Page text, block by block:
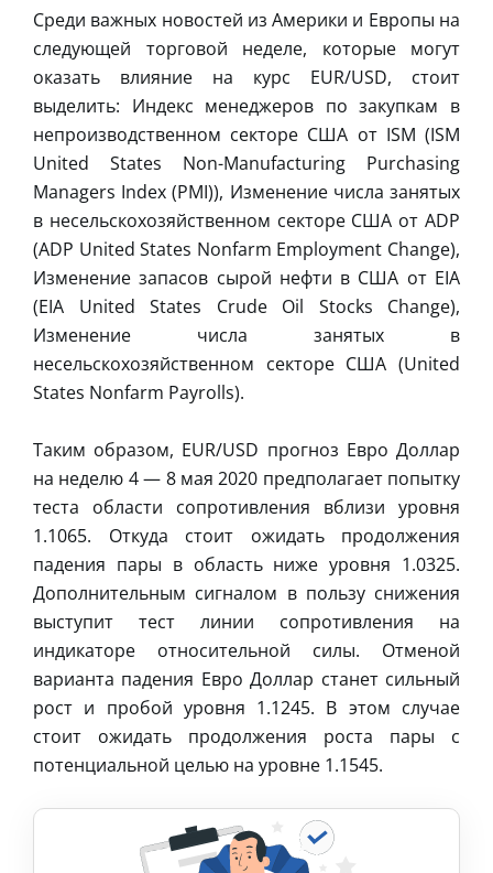
Среди важных новостей из Америки и Европы на
следующей торговой неделе, которые могут
оказать влияние на курс EUR/USD, стоит
выделить: Индекс менеджеров по закупкам в
непроизводственном секторе США от ISM (ISM
United States Non-Manufacturing Purchasing
Managers Index (PMI)), Изменение числа занятых
в несельскохозяйственном секторе США от ADP
(ADP United States Nonfarm Employment Change),
Изменение запасов сырой нефти в США от EIA
(EIA United States Crude Oil Stocks Change),
Изменение числа занятых в
несельскохозяйственном секторе США (United
States Nonfarm Payrolls).
Таким образом, EUR/USD прогноз Евро Доллар
на неделю 4 — 8 мая 2020 предполагает попытку
теста области сопротивления вблизи уровня
1.1065. Откуда стоит ожидать продолжения
падения пары в область ниже уровня 1.0325.
Дополнительным сигналом в пользу снижения
выступит тест линии сопротивления на
индикаторе относительной силы. Отменой
варианта падения Евро Доллар станет сильный
рост и пробой уровня 1.1245. В этом случае
стоит ожидать продолжения роста пары с
потенциальной целью на уровне 1.1545.